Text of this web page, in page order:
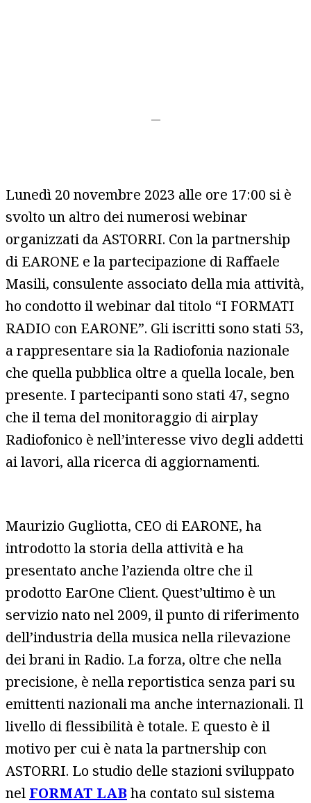
—
Lunedì 20 novembre 2023 alle ore 17:00 si è
svolto un altro dei numerosi webinar
organizzati da ASTORRI. Con la partnership
di EARONE e la partecipazione di Raffaele
Masili, consulente associato della mia attività,
ho condotto il webinar dal titolo “I FORMATI
RADIO con EARONE”. Gli iscritti sono stati 53,
a rappresentare sia la Radiofonia nazionale
che quella pubblica oltre a quella locale, ben
presente. I partecipanti sono stati 47, segno
che il tema del monitoraggio di airplay
Radiofonico è nell’interesse vivo degli addetti
ai lavori, alla ricerca di aggiornamenti.
Maurizio Gugliotta, CEO di EARONE, ha
introdotto la storia della attività e ha
presentato anche l’azienda oltre che il
prodotto EarOne Client. Quest’ultimo è un
servizio nato nel 2009, il punto di riferimento
dell’industria della musica nella rilevazione
dei brani in Radio. La forza, oltre che nella
precisione, è nella reportistica senza pari su
emittenti nazionali ma anche internazionali. Il
livello di flessibilità è totale. E questo è il
motivo per cui è nata la partnership con
ASTORRI. Lo studio delle stazioni sviluppato
nel FORMAT LAB ha contato sul sistema